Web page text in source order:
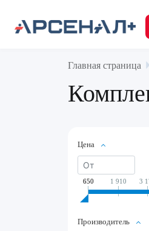
Главная страница
Цена
650 1 910 3
Производитель